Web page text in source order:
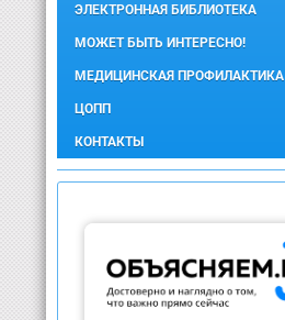
ЭЛЕКТРОННАЯ БИБЛИОТЕКА
МОЖЕТ БЫТЬ ИНТЕРЕСНО!
МЕДИЦИНСКАЯ ПРОФИЛАКТИКА
ЦОПП
КОНТАКТЫ